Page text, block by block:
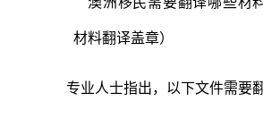
专业人士指出，以下文件需要翻